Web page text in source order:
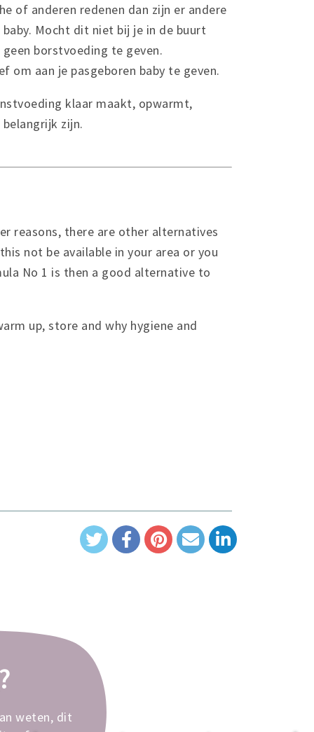
of anderen redenen dan zijn er andere
Mocht dit niet bij je in de buurt
borstvoeding te geven.
om aan je pasgeboren baby te geven.
klaar maakt, opwarmt,
zijn.
reasons, there are other alternatives
not be available in your area or you
No 1 is then a good alternative to
up, store and why hygiene and
weten, dit